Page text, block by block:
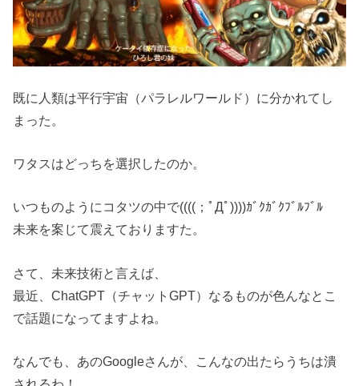
既に人類は平行宇宙（パラレルワールド）に分かれてし
まった。
ワタスはどっちを選択したのか。
いつものようにコタツの中で((((；ﾟДﾟ))))ｶﾞｸｶﾞｸﾌﾞﾙﾌﾞﾙ
未来を案じて震えておりますた。
さて、未来技術と言えば、
最近、ChatGPT（チャットGPT）なるものが色んなとこ
で話題になってますよね。
なんでも、あのGoogleさんが、こんなの出たらうちは潰